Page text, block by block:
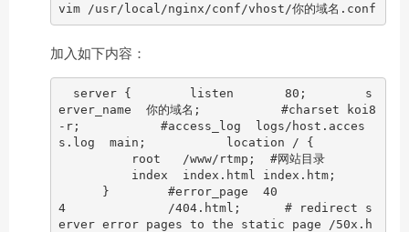
vim /usr/local/nginx/conf/vhost/你的域名.conf
加入如下内容：
server { listen 80; s
erver_name 你的域名; #charset koi8
-r; #access_log logs/host.acces
s.log main; location / {
root /www/rtmp; #网站目录
index index.html index.htm;
} #error_page 40
4 /404.html; # redirect s
erver error pages to the static page /50x.h